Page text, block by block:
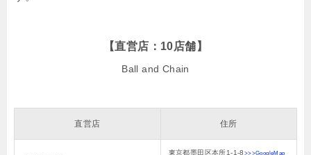
【直営店：10店舗】
Ball and Chain
直営店 住所
東京都墨田区本所1-1-8 >>>GoogleMap